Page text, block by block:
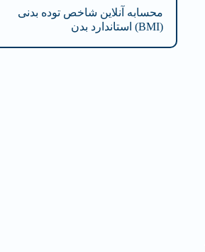
محسابه آنلاین شاخص توده بدنی
(BMI) استاندارد بدن